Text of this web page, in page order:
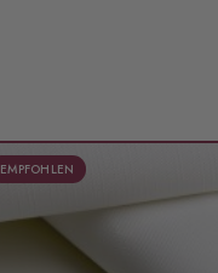
EMPFOHLEN